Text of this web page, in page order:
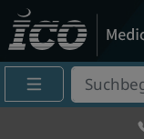
Suche